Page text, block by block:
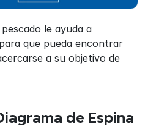
le ayuda a
que pueda encontrar
a su objetivo de
de Espina